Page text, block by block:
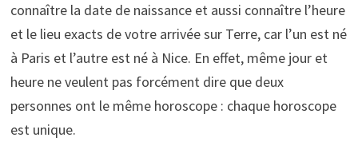
connaître la date de naissance et aussi connaître l’heure
et le lieu exacts de votre arrivée sur Terre, car l’un est né
à Paris et l’autre est né à Nice. En effet, même jour et
heure ne veulent pas forcément dire que deux
personnes ont le même horoscope : chaque horoscope
est unique.